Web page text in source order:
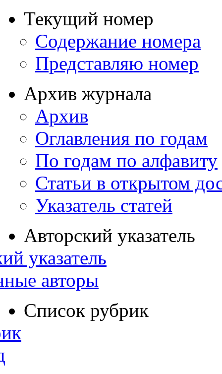
Текущий номер
Содержание номера
Представляю номер
Архив журнала
Архив
Оглавления по годам
По годам по алфавиту
Статьи в открытом
Указатель статей
Авторский указатель
указатель
авторы
Список рубрик